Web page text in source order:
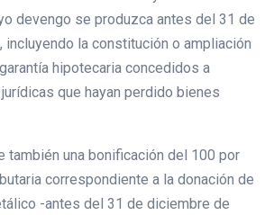
devengo se produzca antes del 31 de
la constitución o ampliación
hipotecaria concedidos a
que hayan perdido bienes
también una bonificación del 100 por
correspondiente a la donación de
-antes del 31 de diciembre de